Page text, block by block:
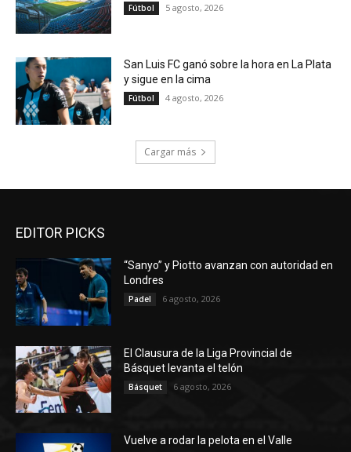
Fútbol 5 agosto, 2026
San Luis FC ganó sobre la hora en La Plata
y sigue en la cima
Fútbol 4 agosto, 2026
Cargar más
EDITOR PICKS
“Sanyo” y Piotto avanzan con autoridad en
Londres
Padel 6 agosto, 2026
El Clausura de la Liga Provincial de
Básquet levanta el telón
Básquet 6 agosto, 2026
Vuelve a rodar la pelota en el Valle